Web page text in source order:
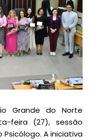
Grande do Norte
feira (27), sessão
A iniciativa